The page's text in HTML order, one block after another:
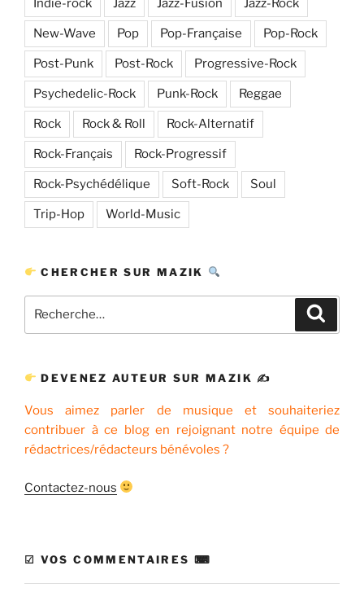
Indie-rock Jazz Jazz-Fusion Jazz-Rock
New-Wave Pop Pop-Française Pop-Rock
Post-Punk Post-Rock Progressive-Rock
Psychedelic-Rock Punk-Rock Reggae
Rock Rock & Roll Rock-Alternatif
Rock-Français Rock-Progressif
Rock-Psychédélique Soft-Rock Soul
Trip-Hop World-Music
CHERCHER SUR MAZIK
pour
DEVENEZ AUTEUR SUR MAZIK ✍
Vous aimez parler de musique et souhaiteriez
contribuer à ce blog en rejoignant notre équipe de
rédactrices/rédacteurs bénévoles ?
Contactez-nous
☑ VOS COMMENTAIRES ⌨